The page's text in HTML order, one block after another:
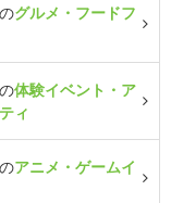
グルメ・フードフ
体験イベント・ア
ィ
アニメ・ゲームイ